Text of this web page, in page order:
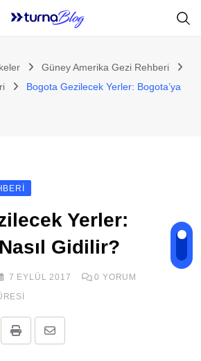
Güney Amerika Gezi Rehberi
Bogota Gezilecek Yerler: Bogota’ya
Yerler:
Gidilir?
7 EYLÜL 2017 0 YORUM
Print